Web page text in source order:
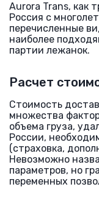
Aurora Trans, как
Россия с
перечисленные
наиболее
партии лежанок.
Расчет
Стоимость
множества
объема груза,
России,
(страховка,
Невозможно
параметров, но
переменных